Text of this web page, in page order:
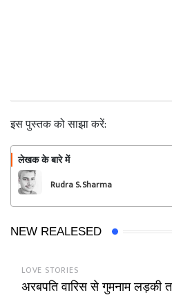
इस पुस्तक को साझा करें:
लेखक के बारे में
Rudra S. Sharma
NEW REALESED
LOVE STORIES
अरबपति वारिस से गुमनाम लड़की